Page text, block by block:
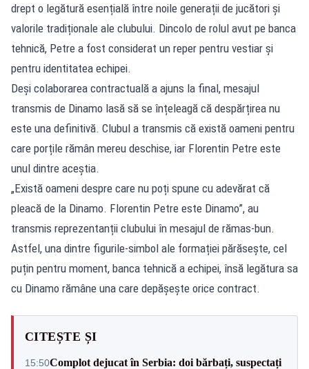
drept o legătură esențială între noile generații de jucători și
valorile tradiționale ale clubului. Dincolo de rolul avut pe banca
tehnică, Petre a fost considerat un reper pentru vestiar și
pentru identitatea echipei.
Deși colaborarea contractuală a ajuns la final, mesajul
transmis de Dinamo lasă să se înțeleagă că despărțirea nu
este una definitivă. Clubul a transmis că există oameni pentru
care porțile rămân mereu deschise, iar Florentin Petre este
unul dintre aceștia.
„Există oameni despre care nu poți spune cu adevărat că
pleacă de la Dinamo. Florentin Petre este Dinamo”, au
transmis reprezentanții clubului în mesajul de rămas-bun.
Astfel, una dintre figurile-simbol ale formației părăsește, cel
puțin pentru moment, banca tehnică a echipei, însă legătura sa
cu Dinamo rămâne una care depășește orice contract.
CITEȘTE ȘI
15:50Complot dejucat în Serbia: doi bărbați, suspectați